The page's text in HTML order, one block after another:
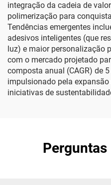
integração da cadeia de
polimerização para
Tendências emergentes
adesivos inteligentes (que
luz) e maior personalização
com o mercado projetado
composta anual (CAGR) de
impulsionado pela
iniciativas de
Perguntas